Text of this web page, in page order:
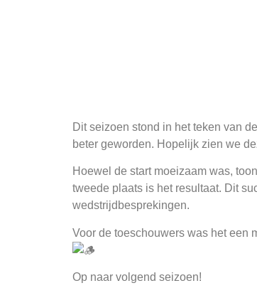
Dit seizoen stond in het teken van
beter geworden. Hopelijk zien we
Hoewel de start moeizaam was,
tweede plaats is het resultaat. Dit
wedstrijdbesprekingen.
Voor de toeschouwers was het een
Op naar volgend seizoen!